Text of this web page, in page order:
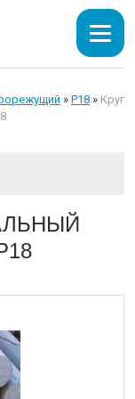
» Р18 » Круг